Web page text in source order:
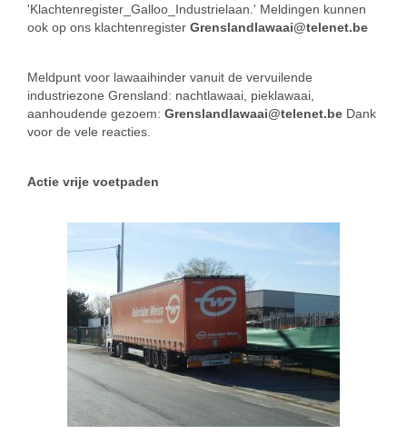
'Klachtenregister_Galloo_Industrielaan.' Meldingen kunnen
ook op ons klachtenregister Grenslandlawaai@telenet.be
Meldpunt voor lawaaihinder vanuit de vervuilende
industriezone Grensland: nachtlawaai, pieklawaai,
aanhoudende gezoem: Grenslandlawaai@telenet.be Dank
voor de vele reacties.
Actie vrije voetpaden